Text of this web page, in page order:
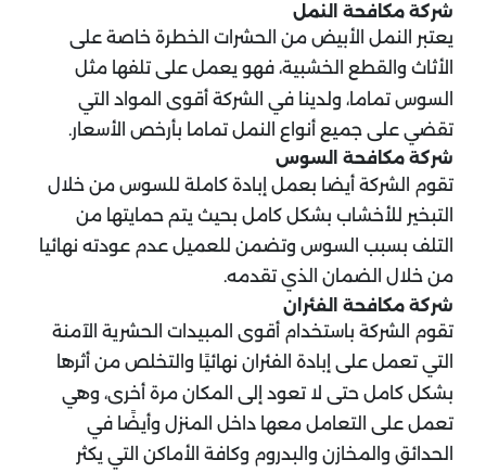
شركة مكافحة النمل
يعتبر النمل الأبيض من الحشرات الخطرة خاصة على
الأثاث والقطع الخشبية، فهو يعمل على تلفها مثل
السوس تماما، ولدينا في الشركة أقوى المواد التي
تقضي على جميع أنواع النمل تماما بأرخص الأسعار.
شركة مكافحة السوس
تقوم الشركة أيضا بعمل إبادة كاملة للسوس من خلال
التبخير للأخشاب بشكل كامل بحيث يتم حمايتها من
التلف بسبب السوس وتضمن للعميل عدم عودته نهائيا
من خلال الضمان الذي تقدمه.
شركة مكافحة الفئران
تقوم الشركة باستخدام أقوى المبيدات الحشرية الآمنة
التي تعمل على إبادة الفئران نهائيًا والتخلص من أثرها
بشكل كامل حتى لا تعود إلى المكان مرة أخرى، وهي
تعمل على التعامل معها داخل المنزل وأيضًا في
الحدائق والمخازن والبدروم وكافة الأماكن التي يكثر